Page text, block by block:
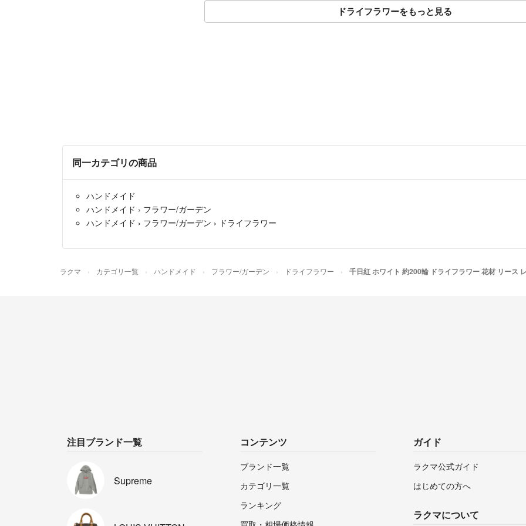
・写真やコメント
ドライフラワーをもっと見る
同一カテゴリの商品
ハンドメイド
ハンドメイド › フラワー/ガーデン
ハンドメイド › フラワー/ガーデン › ドライフラワー
ラクマ カテゴリ一覧 ハンドメイド フラワー/ガーデン ドライフラワー 千日紅 ホワイト 約200輪 ドライフラワー 花材 リース
注目ブランド一覧
Supreme
コンテンツ
ブランド一覧
カテゴリ一覧
ランキング
ガイド
ラクマ公式ガイド
はじめての方へ
ラクマについて